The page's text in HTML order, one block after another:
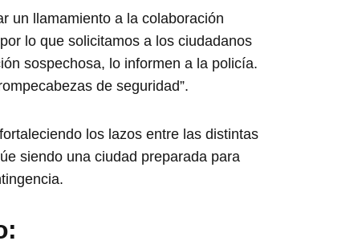
un llamamiento a la colaboración
lo que solicitamos a los ciudadanos
sospechosa, lo informen a la policía.
de seguridad”.
los lazos entre las distintas
siendo una ciudad preparada para